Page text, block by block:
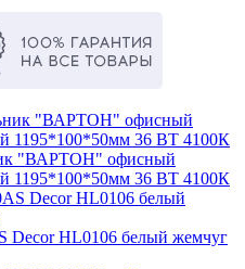
"ВАРТОН" офисный
1195*100*50мм 36 ВТ 4100К
Decor HL0106 белый жемчуг